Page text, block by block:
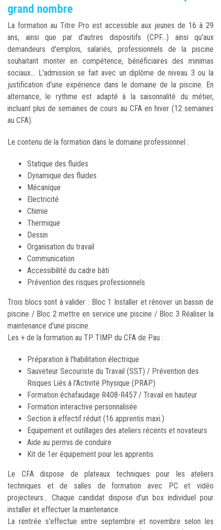
grand nombre
La formation au Titre Pro est accessible aux jeunes de 16 à 29
ans, ainsi que par d'autres dispositifs (CPF...) ainsi qu'aux
demandeurs d'emplois, salariés, professionnels de la piscine
souhaitant monter en compétence, bénéficiaires des minimas
sociaux... L'admission se fait avec un diplôme de niveau 3 ou la
justification d'une expérience dans le domaine de la piscine. En
alternance, le rythme est adapté à la saisonnalité du métier,
incluant plus de semaines de cours au CFA en hiver (12 semaines
au CFA).
Le contenu de la formation dans le domaine professionnel :
Statique des fluides
Dynamique des fluides
Mécanique
Electricité
Chimie
Thermique
Dessin
Organisation du travail
Communication
Accessibilité du cadre bâti
Prévention des risques professionnels
Trois blocs sont à valider : Bloc 1 Installer et rénover un bassin de
piscine / Bloc 2 mettre en service une piscine / Bloc 3 Réaliser la
maintenance d'une piscine.
Les + de la formation au TP TIMP du CFA de Pau :
Préparation à l'habilitation électrique
Sauveteur Secouriste du Travail (SST) / Prévention des
Risques Liés à l'Activité Physique (PRAP)
Formation échafaudage R408-R457 / Travail en hauteur
Formation interactive personnalisée
Section à effectif réduit (16 apprentis maxi.)
Equipement et outillages des ateliers récents et novateurs
Aide au permis de conduire
Kit de 1er équipement pour les apprentis
Le CFA dispose de plateaux techniques pour les ateliers
techniques et de salles de formation avec PC et vidéo
projecteurs... Chaque candidat dispose d'un box individuel pour
installer et effectuer la maintenance.
La rentrée s'effectue entre septembre et novembre selon les